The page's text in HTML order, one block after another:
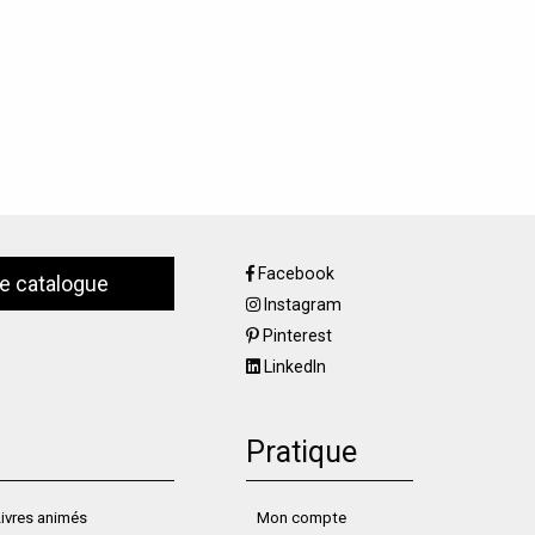
catalogue
Facebook
Instagram
Pinterest
LinkedIn
animés
Pratique
Mon compte